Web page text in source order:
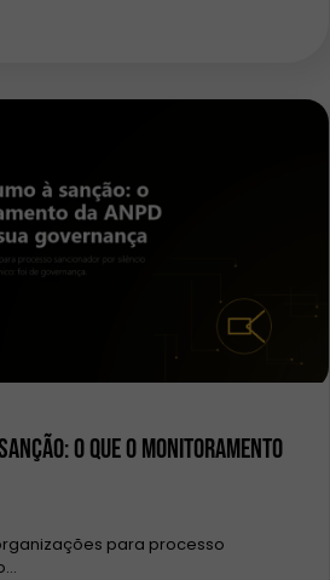
o que o monitoramento
para processo